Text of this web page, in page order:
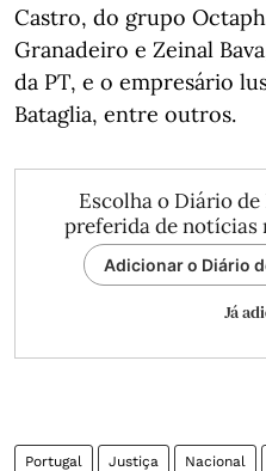
Castro, do grupo
Granadeiro e Zeinal
da PT, e o empresário
Bataglia, entre outros.
Escolha o Diário
preferida de notícias
Adicionar o Diário
Já
Portugal Justiça Nacional